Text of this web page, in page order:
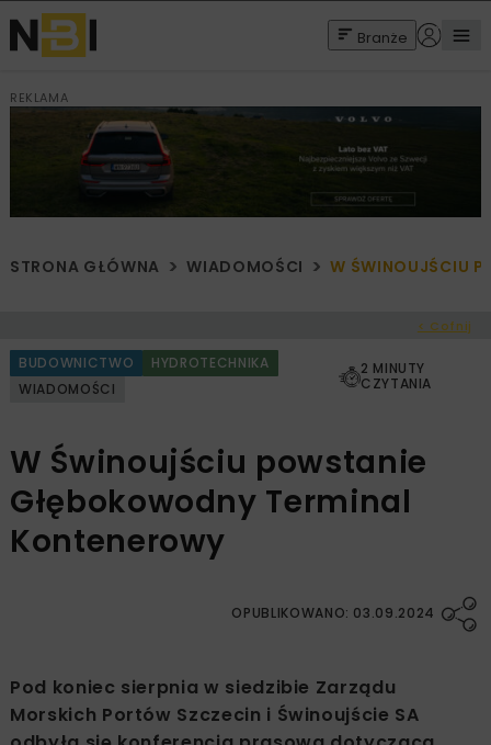
Branże
REKLAMA
STRONA GŁÓWNA WIADOMOŚCI W ŚWINOUJŚCIU
< Cofnij
BUDOWNICTWO
HYDROTECHNIKA
WIADOMOŚCI
2 MINUTY
CZYTANIA
W Świnoujściu powstanie
Głębokowodny Terminal
Kontenerowy
OPUBLIKOWANO: 03.09.2024
Pod koniec sierpnia w siedzibie Zarządu
Morskich Portów Szczecin i Świnoujście SA